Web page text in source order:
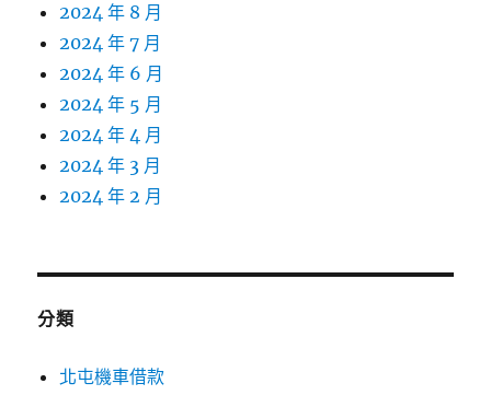
2024 年 8 月
2024 年 7 月
2024 年 6 月
2024 年 5 月
2024 年 4 月
2024 年 3 月
2024 年 2 月
分類
北屯機車借款